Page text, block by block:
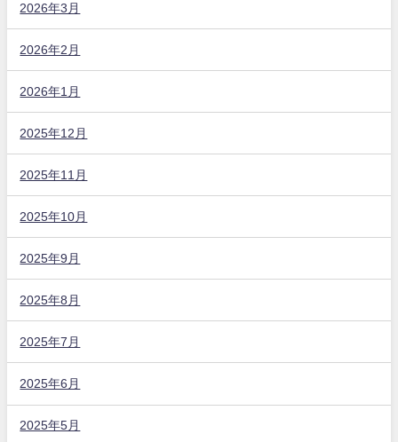
2026年3月
2026年2月
2026年1月
2025年12月
2025年11月
2025年10月
2025年9月
2025年8月
2025年7月
2025年6月
2025年5月